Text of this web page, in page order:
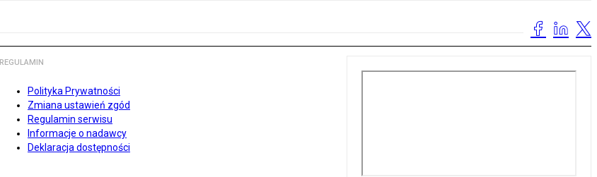
REGULAMIN
Polityka Prywatności
Zmiana ustawień zgód
Regulamin serwisu
Informacje o nadawcy
Deklaracja dostępności